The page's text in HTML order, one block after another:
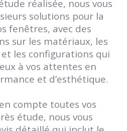
réalisée, nous vous
solutions pour la
fenêtres, avec des
sur les matériaux, les
les configurations qui
à vos attentes en
et d’esthétique.
compte toutes vos
étude, nous vous